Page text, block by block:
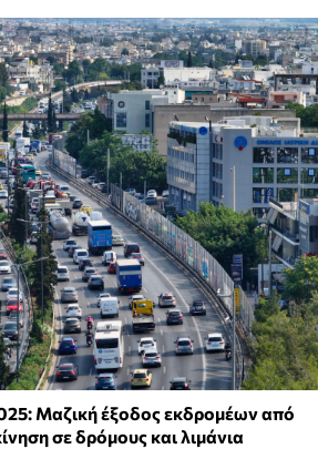
Μαζική έξοδος εκδρομέων από
σε δρόμους και λιμάνια